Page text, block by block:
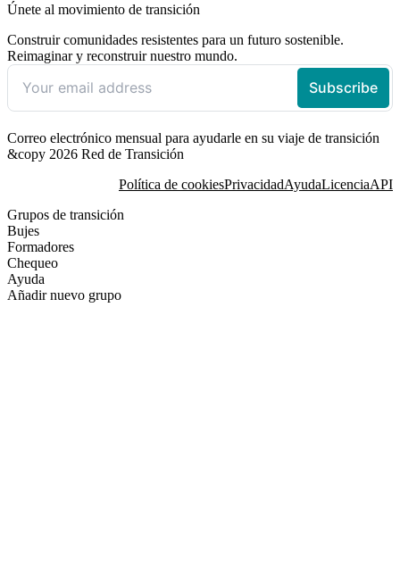
Únete al movimiento de transición
Construir comunidades resistentes para un futuro sostenible.
Reimaginar y reconstruir nuestro mundo.
Correo electrónico mensual para ayudarle en su viaje de transición
&copy 2026 Red de Transición
Política de cookiesPrivacidadAyudaLicenciaAPI
Grupos de transición
Bujes
Formadores
Chequeo
Ayuda
Añadir nuevo grupo